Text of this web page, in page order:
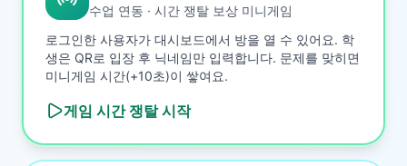
수업 연동 · 시간 쟁탈 보상 미니게임
로그인한 사용자가 대시보드에서 방을 열 수 있어요. 학
생은 QR로 입장 후 닉네임만 입력합니다. 문제를 맞히면
미니게임 시간(+10초)이 쌓여요.
게임 시간 쟁탈시작